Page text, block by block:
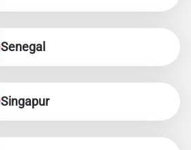
Senegal
Singapur